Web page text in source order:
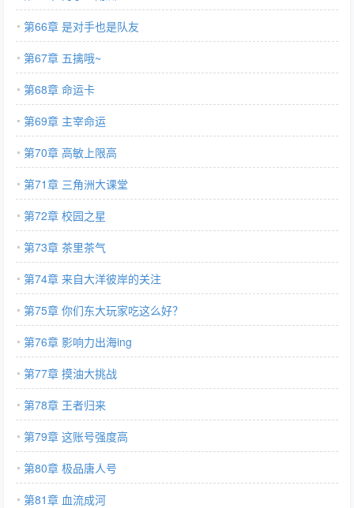
第66章 是对手也是队友
第67章 五擒哦~
第68章 命运卡
第69章 主宰命运
第70章 高敏上限高
第71章 三角洲大课堂
第72章 校园之星
第73章 茶里茶气
第74章 来自大洋彼岸的关注
第75章 你们东大玩家吃这么好？
第76章 影响力出海ing
第77章 摸油大挑战
第78章 王者归来
第79章 这账号强度高
第80章 极品唐人号
第81章 血流成河